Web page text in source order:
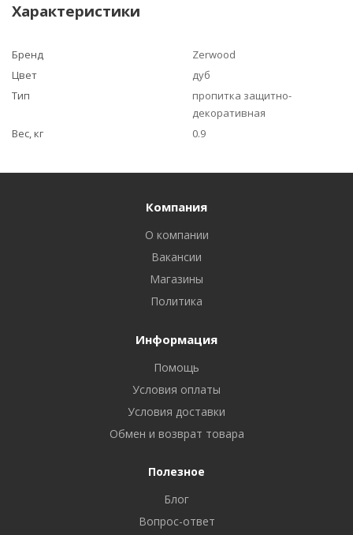
Характеристики
Бренд
Zerwood
Цвет
дуб
Тип
пропитка защитно-
декоративная
Вес, кг
0.9
Компания
О компании
Вакансии
Магазины
Политика
Информация
Помощь
Условия оплаты
Условия доставки
Обмен и возврат товара
Полезное
Блог
Вопрос-ответ